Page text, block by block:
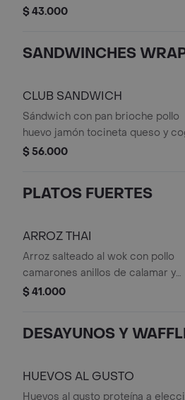
$ 43.000
SANDWINCHES
CLUB SANDWICH
Sándwich con pan brioche pollo
huevo jamón tocineta queso y
europeo con papas francesas
$ 56.000
PLATOS FUERTES
ARROZ THAI
Arroz salteado al wok con pollo
camarones anillos de calamar y
verduras.
$ 41.000
DESAYUNOS Y
HUEVOS AL GUSTO
Huevos al gusto proteína a